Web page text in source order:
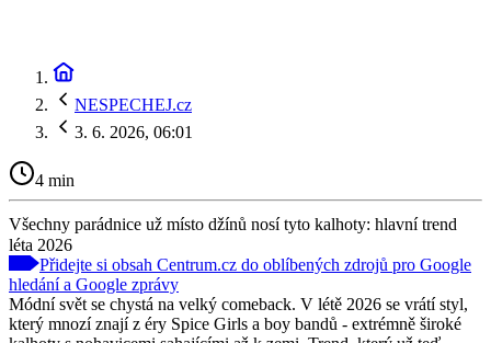
NESPECHEJ.cz
3. 6. 2026, 06:01
4 min
Všechny parádnice už místo džínů nosí tyto kalhoty: hlavní trend
léta 2026
Přidejte si obsah Centrum.cz do oblíbených zdrojů pro Google
hledání a Google zprávy
Módní svět se chystá na velký comeback. V létě 2026 se vrátí styl,
který mnozí znají z éry Spice Girls a boy bandů - extrémně široké